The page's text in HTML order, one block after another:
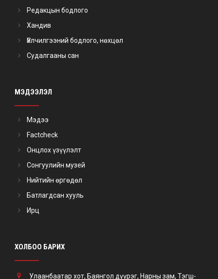
Редакцын бодлого
Хандив
Үйлчилгээний бодлого, нөхцөл
Судалгааны сан
МЭДЭЭЛЭЛ
Мэдээ
Factcheck
Онцлох үзүүлэлт
Сонгуулийн музей
Нийтийн өргөдөл
Батлагдсан хууль
Ирц
ХОЛБОО БАРИХ
Улаанбаатар хот, Баянгол дүүрэг, Нарны зам, Тэгш-